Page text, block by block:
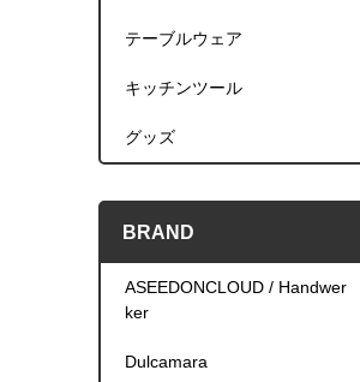
テーブルウェア
キッチンツール
グッズ
BRAND
ASEEDONCLOUD / Handwer
ker
Dulcamara